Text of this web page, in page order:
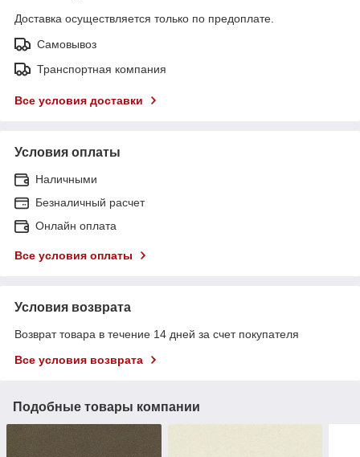
Доставка осуществляется только по предоплате.
Самовывоз
Транспортная компания
Все условия доставки
Условия оплаты
Наличными
Безналичный расчет
Онлайн оплата
Все условия оплаты
Условия возврата
Возврат товара в течение 14 дней за счет покупателя
Все условия возврата
Подобные товары компании